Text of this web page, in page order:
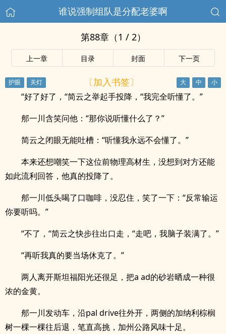
谁说强制组队是分配老婆啊
第88章（1 / 2）
上一章 目录 封面 下一页
〔加入书签〕
“好了好了，“简云之举起手投降，“我完全听懂了。”
郍一川含笑问他：“那你说听懂什么了？”
简云之闭眼无能吐槽：“听懂我永远不会懂了。”
本来还想嘲笑一下这位前物理高材生，没想到对方还能
如此流利回答，他真的投降了。
郍一川低头喝了口咖啡，没忍住，笑了一下：“反常输运
你要听吗。”
“不了，“简云之快步往出口走，“走吧，我脑子装满了。”
“再听我真的要当场休克了。”
两人离开斯坦福阳光还很足，把a ad的砂岩晒成一种很
浓的金黄。
郍一川发动车，沿pal drive往外开，两侧的加纳利棕榈
树一棵一棵往后退，笔直高挑，加州公路风味十足。